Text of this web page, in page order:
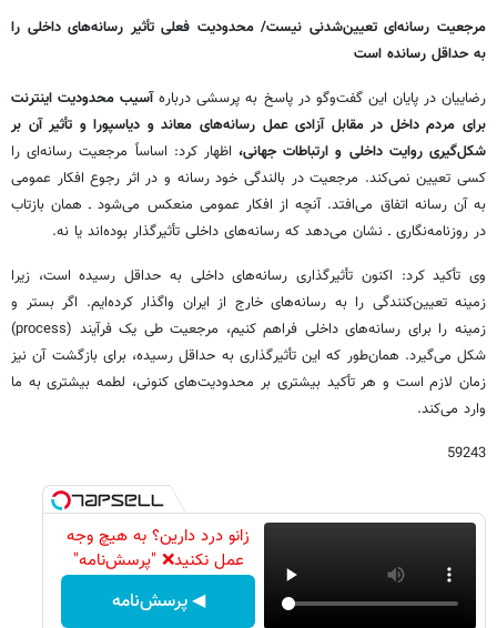
مرجعیت رسانه‌ای تعیین‌شدنی نیست/ محدودیت فعلی تأثیر رسانه‌های داخلی را
به حداقل رسانده است
رضاییان در پایان این گفت‌وگو در پاسخ به پرسشی دربارهآسیب محدودیت اینترنت
برای مردم داخل در مقابل آزادی عمل رسانه‌های معاند و دیاسپورا و تأثیر آن بر
شکل‌گیری روایت داخلی و ارتباطات جهانی، اظهار کرد: اساساً مرجعیت رسانه‌ای را
کسی تعیین نمی‌کند. مرجعیت در بالندگی خود رسانه و در اثر رجوع افکار عمومی
به آن رسانه اتفاق می‌افتد. آنچه از افکار عمومی منعکس می‌شود ـ همان بازتاب
در روزنامه‌نگاری ـ نشان می‌دهد که رسانه‌های داخلی تأثیرگذار بوده‌اند یا نه.
وی تأکید کرد: اکنون تأثیرگذاری رسانه‌های داخلی به حداقل رسیده است، زیرا
زمینه تعیین‌کنندگی را به رسانه‌های خارج از ایران واگذار کرده‌ایم. اگر بستر و
زمینه را برای رسانه‌های داخلی فراهم کنیم، مرجعیت طی یک فرآیند (process)
شکل می‌گیرد. همان‌طور که این تأثیرگذاری به حداقل رسیده، برای بازگشت آن نیز
زمان لازم است و هر تأکید بیشتری بر محدودیت‌های کنونی، لطمه بیشتری به ما
وارد می‌کند.
59243
زانو درد دارین؟ به هیچ وجه
عمل نکنید❌ "پرسش‌نامه"
◀ پرسش‌نامه